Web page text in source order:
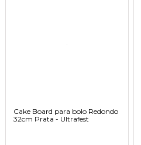
Cake Board para bolo Redondo
32cm Prata - Ultrafest